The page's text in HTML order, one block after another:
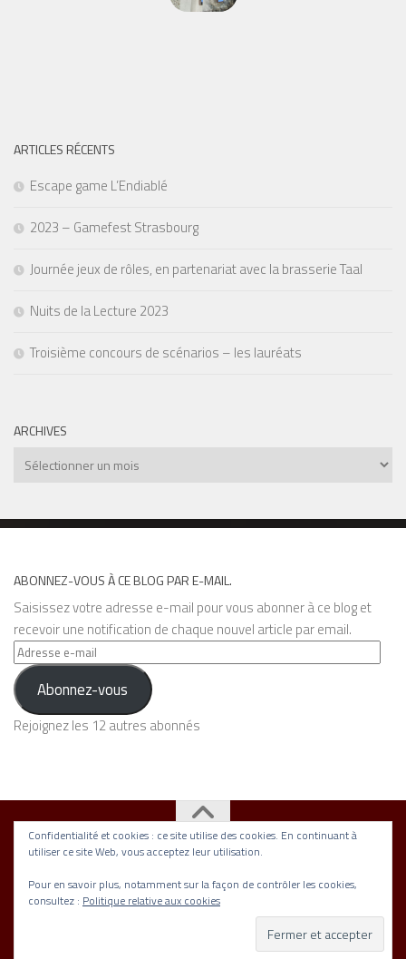
ARTICLES RÉCENTS
Escape game L’Endiablé
2023 – Gamefest Strasbourg
Journée jeux de rôles, en partenariat avec la brasserie Taal
Nuits de la Lecture 2023
Troisième concours de scénarios – les lauréats
ARCHIVES
Archives
ABONNEZ-VOUS À CE BLOG PAR E-MAIL.
Saisissez votre adresse e-mail pour vous abonner à ce blog et
recevoir une notification de chaque nouvel article par email.
Adresse
e-
mail Abonnez-vous
Rejoignez les 12 autres abonnés
Association Nickel © 2026. Tous droits réservés.
Fièrement propulsé par - Conçu parThème Hueman
Confidentialité et cookies : ce site utilise des cookies. En continuant à
utiliser ce site Web, vous acceptez leur utilisation.
Pour en savoir plus, notamment sur la façon de contrôler les cookies,
consultez : Politique relative aux cookies